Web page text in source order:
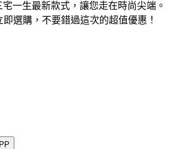
一生最新款式，讓您走在時尚尖端。
選購，不要錯過這次的超值優惠！